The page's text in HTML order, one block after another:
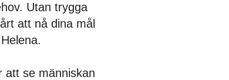
Utan trygga
att nå dina mål
att se människan